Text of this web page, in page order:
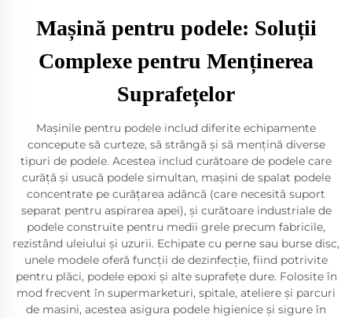
Mașină pentru podele: Soluții
Complexe pentru Menținerea
Suprafețelor
Mașinile pentru podele includ diferite echipamente
concepute să curteze, să strângă și să mențină diverse
tipuri de podele. Acestea includ curătoare de podele care
curăță și usucă podele simultan, mașini de spalat podele
concentrate pe curățarea adâncă (care necesită suport
separat pentru aspirarea apei), și curătoare industriale de
podele construite pentru medii grele precum fabricile,
rezistând uleiului și uzurii. Echipate cu perne sau burse disc,
unele modele oferă funcții de dezinfecție, fiind potrivite
pentru plăci, podele epoxi și alte suprafețe dure. Folosite în
mod frecvent în supermarketuri, spitale, ateliere și parcuri
de masini, acestea asigura podele higienice și sigure în